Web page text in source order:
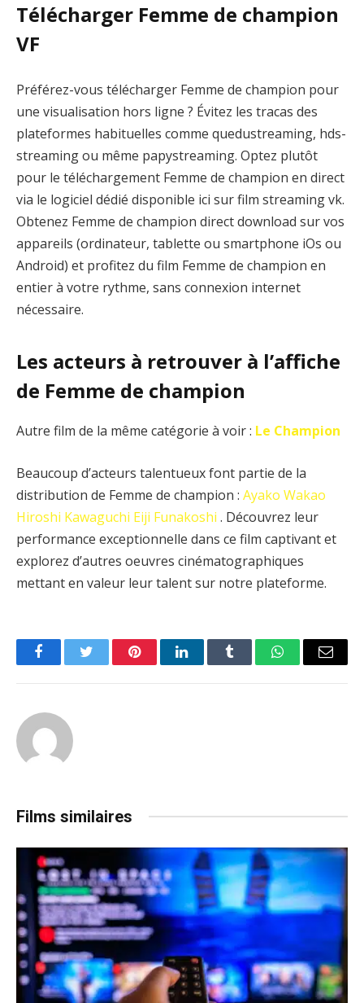
Télécharger Femme de champion
VF
Préférez-vous télécharger Femme de champion pour
une visualisation hors ligne ? Évitez les tracas des
plateformes habituelles comme quedustreaming, hds-
streaming ou même papystreaming. Optez plutôt
pour le téléchargement Femme de champion en direct
via le logiciel dédié disponible ici sur film streaming vk.
Obtenez Femme de champion direct download sur vos
appareils (ordinateur, tablette ou smartphone iOs ou
Android) et profitez du film Femme de champion en
entier à votre rythme, sans connexion internet
nécessaire.
Les acteurs à retrouver à l’affiche
de Femme de champion
Autre film de la même catégorie à voir : Le Champion
Beaucoup d’acteurs talentueux font partie de la
distribution de Femme de champion : Ayako Wakao
Hiroshi Kawaguchi Eiji Funakoshi . Découvrez leur
performance exceptionnelle dans ce film captivant et
explorez d’autres oeuvres cinématographiques
mettant en valeur leur talent sur notre plateforme.
FacebookTwitter PinterestLinkedInTumblr WhatsAppEmail
Films similaires